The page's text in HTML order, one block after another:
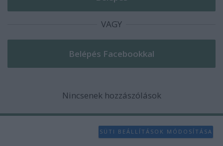
VAGY
Nincsenek hozzászólások
SÜTI BEÁLLÍTÁSOK MÓDOSÍTÁSA